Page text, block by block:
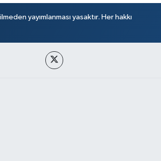
yayımlanması yasaktır. Her hakkı